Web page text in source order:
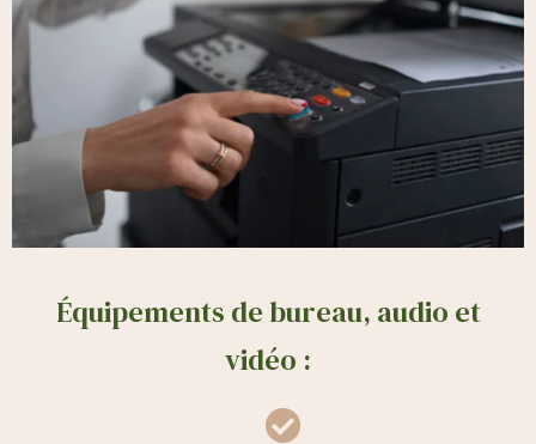
Équipements de bureau, audio et
vidéo :